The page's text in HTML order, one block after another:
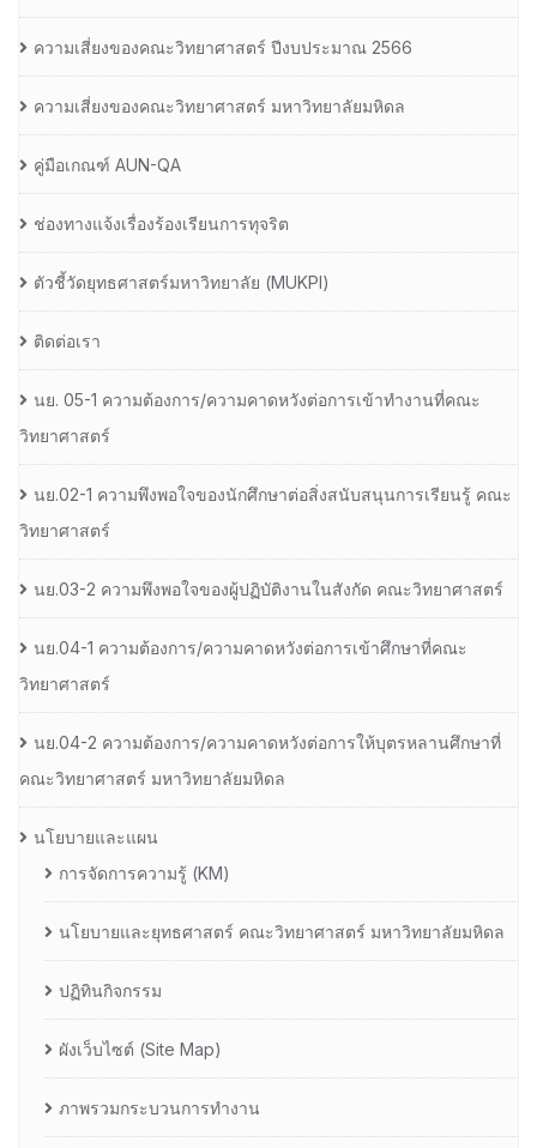
ความเสี่ยงของคณะวิทยาศาสตร์ ปีงบประมาณ 2566
ความเสี่ยงของคณะวิทยาศาสตร์ มหาวิทยาลัยมหิดล
คู่มือเกณฑ์ AUN-QA
ช่องทางแจ้งเรื่องร้องเรียนการทุจริต
ตัวชี้วัดยุทธศาสตร์มหาวิทยาลัย (MUKPI)
ติดต่อเรา
นย. 05-1 ความต้องการ/ความคาดหวังต่อการเข้าทำงานที่คณะ
วิทยาศาสตร์
นย.02-1 ความพึงพอใจของนักศึกษาต่อสิ่งสนับสนุนการเรียนรู้ คณะ
วิทยาศาสตร์
นย.03-2 ความพึงพอใจของผู้ปฏิบัติงานในสังกัด คณะวิทยาศาสตร์
นย.04-1 ความต้องการ/ความคาดหวังต่อการเข้าศึกษาที่คณะ
วิทยาศาสตร์
นย.04-2 ความต้องการ/ความคาดหวังต่อการให้บุตรหลานศึกษาที่
คณะวิทยาศาสตร์ มหาวิทยาลัยมหิดล
นโยบายและแผน
การจัดการความรู้ (KM)
นโยบายและยุทธศาสตร์ คณะวิทยาศาสตร์ มหาวิทยาลัยมหิดล
ปฏิทินกิจกรรม
ผังเว็บไซต์ (Site Map)
ภาพรวมกระบวนการทำงาน